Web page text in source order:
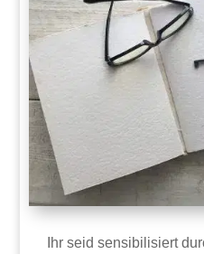
Ihr seid sensibilisiert